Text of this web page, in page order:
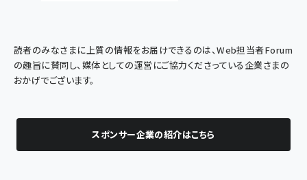
読者のみなさまに上質の情報をお届けできるのは、Web担当者Forum
の趣旨に賛同し、媒体としての運営にご協力くださっている企業さまの
おかげでございます。
スポンサー企業の紹介はこちら